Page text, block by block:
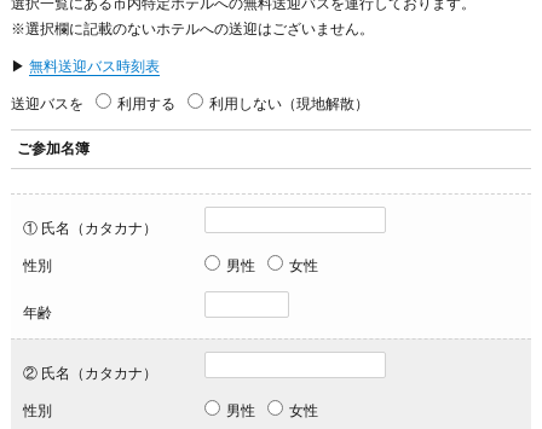
選択一覧にある市内特定ホテルへの無料送迎バスを運行しております。
※選択欄に記載のないホテルへの送迎はございません。
▶ 無料送迎バス時刻表
送迎バスを 利用する 利用しない（現地解散）
ご参加名簿
① 氏名（カタカナ）
性別 男性 女性
年齢
② 氏名（カタカナ）
性別 男性 女性